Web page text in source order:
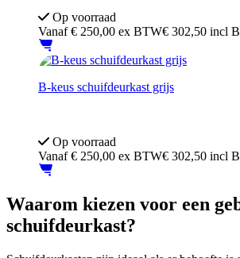
Op voorraad
Vanaf€ 250,00 ex BTW€ 302,50 incl
B-keus schuifdeurkast grijs
Op voorraad
Vanaf€ 250,00 ex BTW€ 302,50 incl
Waarom kiezen voor een
schuifdeurkast?